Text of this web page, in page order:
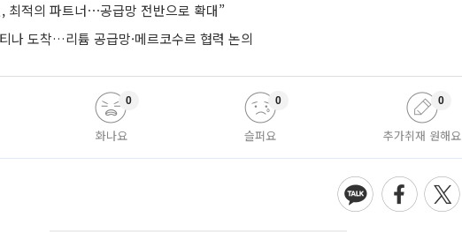
최적의 파트너⋯공급망 전반으로 확대”
나 도착…리튬 공급망·메르코수르 협력 논의
화나요
0
슬퍼요
0
추가취재 원해요
0